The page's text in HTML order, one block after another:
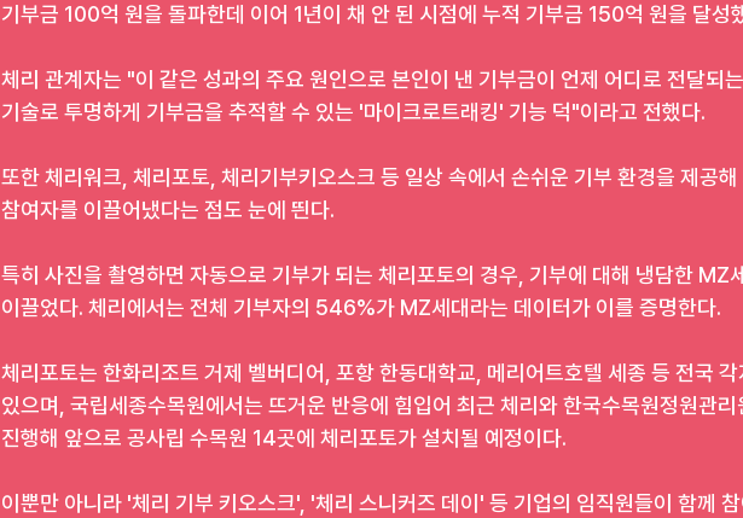
기부금 100억 원을 돌파한데 이어 1년이 채 안 된 시점에 누적 기부금 150억 원을 달성
체리 관계자는 "이 같은 성과의 주요 원인으로 본인이 낸 기부금이 언제 어디로 전달되
기술로 투명하게 기부금을 추적할 수 있는 '마이크로트래킹' 기능 덕"이라고 전했다.
또한 체리워크, 체리포토, 체리기부키오스크 등 일상 속에서 손쉬운 기부 환경을 제공
참여자를 이끌어냈다는 점도 눈에 띈다.
특히 사진을 촬영하면 자동으로 기부가 되는 체리포토의 경우, 기부에 대해 냉담한 MZ
이끌었다. 체리에서는 전체 기부자의 546%가 MZ세대라는 데이터가 이를 증명한다.
체리포토는 한화리조트 거제 벨버디어, 포항 한동대학교, 메리어트호텔 세종 등 전국 각
있으며, 국립세종수목원에서는 뜨거운 반응에 힘입어 최근 체리와 한국수목원정원관
진행해 앞으로 공사립 수목원 14곳에 체리포토가 설치될 예정이다.
이뿐만 아니라 '체리 기부 키오스크', '체리 스니커즈 데이' 등 기업의 임직원들이 함께